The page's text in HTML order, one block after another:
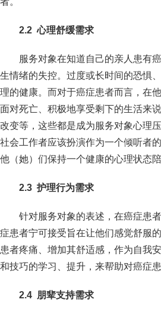
2.2 心理舒缓需求
服务对象在知道自己的亲人患有
生情绪的失控。过度或长时间的恐惧
理的健康。而对于癌症患者而言，在
面对死亡、积极地享受剩下的生活来
改变等，这些都是成为服务对象心理
社会工作者应该扮演作为一个倾听者
他（她）们保持一个健康的心理状态
2.3 护理行为需求
针对服务对象的表述，在癌症患
症患者宁可接受旨在让他们感觉舒服
患者疼痛、增加其舒适感，作为自我
和技巧的学习、提升，来帮助对癌症
2.4 朋辈支持需求